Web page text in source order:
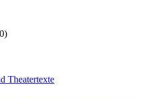
Theatertexte